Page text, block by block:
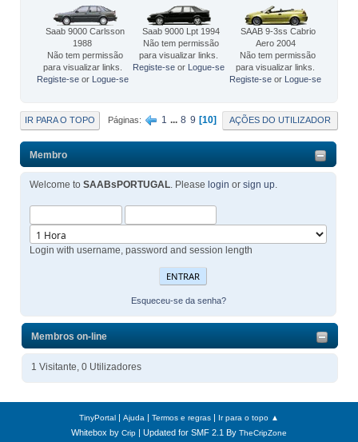
Membro
Welcome toSAABsPORTUGAL. Please login orsign up.
Login with username, password and session length
Esqueceu-se da senha?
Membros on-line
1 Visitante, 0 Utilizadores
Saab 9000 Carlsson
1988
Não tem permissão
para visualizar links.
Registe-seor Logue-se
Saab 9000 Lpt 1994
Não tem permissão
para visualizar links.
Registe-se or Logue-se
SAAB 9-3ss Cabrio
Aero 2004
Não tem permissão
para visualizar links.
Registe-se or Logue-se
IR PARA O TOPO Páginas 1 ... 8 9 10 AÇÕES DO UTILIZADOR
TinyPortal | Ajuda | Termos e regras | Ir para o topo ▲
Whitebox by Crip | Updated for SMF 2.1 By TheCripZone